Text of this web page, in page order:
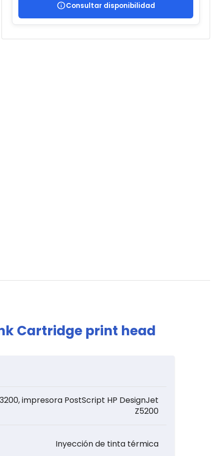
Consultar disponibilidad
Cartridge print head
impresora PostScript HP DesignJet
Z5200
Inyección de tinta térmica